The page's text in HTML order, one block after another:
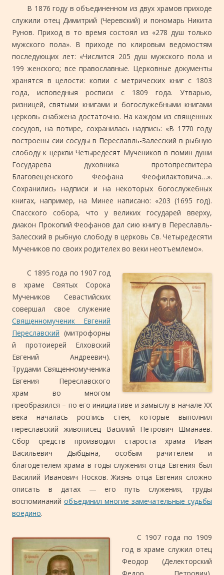
В 1876 году в объединенном из двух храмов приходе
служили отец Димитрий (Черевский) и пономарь Никита
Рунов. Приход в то время состоял из «278 душ только
мужского пола». В приходе по клировым ведомостям
последующих лет: «Числится 205 душ мужского пола и
199 женского; все православные. Церковные документы
хранятся в целости: копии с метрических книг с 1803
года, исповедныя росписи с 1809 года. Утварью,
ризницей, святыми книгами и богослужебными книгами
церковь снабжена достаточно. На каждом из священных
сосудов, на потире, сохранилась надпись: «В 1770 году
построены сии сосуды в Переславль-Залесский в рыбную
слободу к церкви Четыредесят Мучеников в помин души
Государева духовника протопресвитера
Благовещенского Феофана Феофилактовича…».
Сохранились надписи и на некоторых богослужебных
книгах, например, на Минее написано: «203 (1695 год).
Спасского собора, что у великих государей вверху,
диакон Прокопий Феофанов дал сию книгу в Переславль-
Залесский в рыбную слободу в церковь Св. Четыредесяти
Мучеников по своих родителех во веки неотъемлемо».
С 1895 года по 1907 год
в храме Святых Сорока
Мучеников Севастийских
совершал свое служение
Священномученик Евгений
Переславский (митрофорны
й протоиерей Елховский
Евгений Андреевич).
Трудами Священномученика
Евгения Переславского
храм во многом
преобразился – по его инициативе и замыслу в начале ХХ
века началась роспись стен, которые выполнил
переславский живописец Василий Петрович Шманаев.
Сбор средств производил староста храма Иван
Васильевич Дыбцына, особым рачителем и
благодетелем храма в годы служения отца Евгения был
Василий Иванович Носков. Жизнь отца Евгения сложно
описать в датах — его путь служения, труды
воспоминаний объединил многие замечательные судьбы
воедино.
С 1907 года по 1909
год в храме служил отец
Феодор (Делекторский